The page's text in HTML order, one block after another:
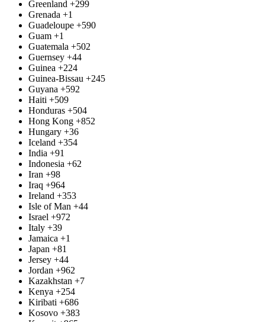
Greenland +299
Grenada +1
Guadeloupe +590
Guam +1
Guatemala +502
Guernsey +44
Guinea +224
Guinea-Bissau +245
Guyana +592
Haiti +509
Honduras +504
Hong Kong +852
Hungary +36
Iceland +354
India +91
Indonesia +62
Iran +98
Iraq +964
Ireland +353
Isle of Man +44
Israel +972
Italy +39
Jamaica +1
Japan +81
Jersey +44
Jordan +962
Kazakhstan +7
Kenya +254
Kiribati +686
Kosovo +383